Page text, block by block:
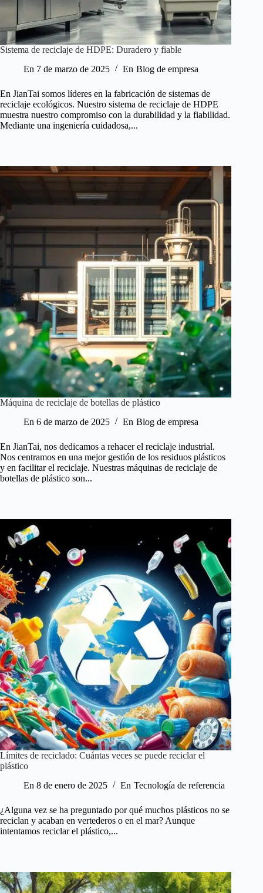
Sistema de reciclaje de HDPE: Duradero y fiable
En 7 de marzo de 2025 En Blog de empresa
En JianTai somos líderes en la fabricación de sistemas de
reciclaje ecológicos. Nuestro sistema de reciclaje de HDPE
muestra nuestro compromiso con la durabilidad y la fiabilidad.
Mediante una ingeniería cuidadosa,...
Máquina de reciclaje de botellas de plástico
En 6 de marzo de 2025 En Blog de empresa
En JianTai, nos dedicamos a rehacer el reciclaje industrial.
Nos centramos en una mejor gestión de los residuos plásticos
y en facilitar el reciclaje. Nuestras máquinas de reciclaje de
botellas de plástico son...
Límites de reciclado: Cuántas veces se puede reciclar el
plástico
En 8 de enero de 2025 En Tecnología de referencia
¿Alguna vez se ha preguntado por qué muchos plásticos no se
reciclan y acaban en vertederos o en el mar? Aunque
intentamos reciclar el plástico,...